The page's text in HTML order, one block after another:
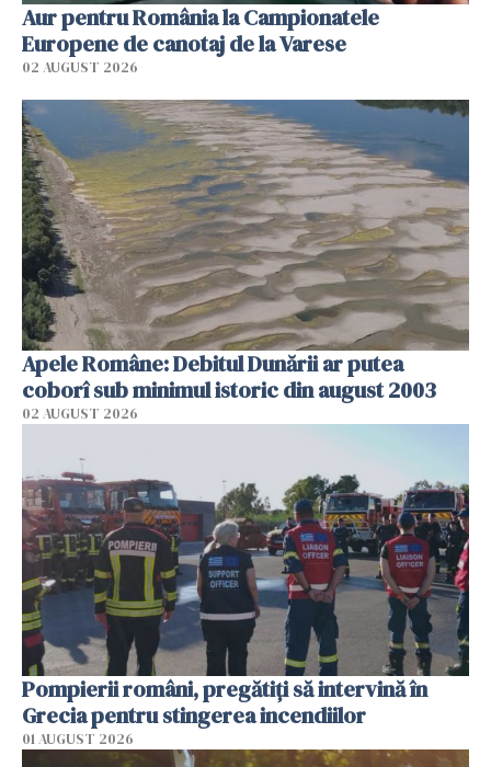
Aur pentru România la Campionatele
Europene de canotaj de la Varese
02 AUGUST 2026
Apele Române: Debitul Dunării ar putea
coborî sub minimul istoric din august 2003
02 AUGUST 2026
Pompierii români, pregătiţi să intervină în
Grecia pentru stingerea incendiilor
01 AUGUST 2026